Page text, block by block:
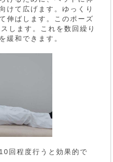
けて広げます。ゆっくり
伸ばします。このポーズ
します。これを数回繰り
緩和できます。
回程度行うと効果的で